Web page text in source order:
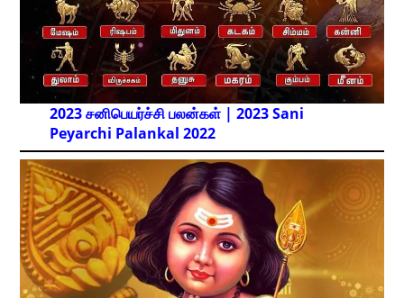
2023 சனிபெயர்ச்சி பலன்கள் | 2023 Sani
Peyarchi Palankal 2022